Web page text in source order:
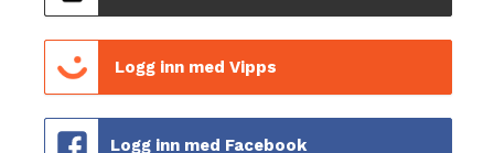
Logg inn med Vipps
Logg inn med Facebook